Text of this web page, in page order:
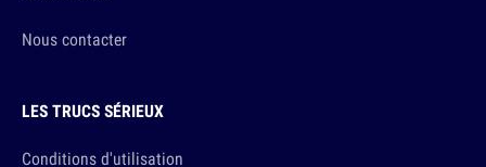
Nous contacter
LES TRUCS SÉRIEUX
Conditions d'utilisation